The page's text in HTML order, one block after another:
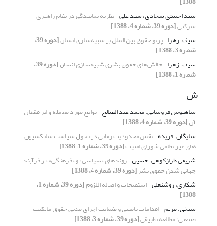
سید احمدی سجادی، سید علی نظریه نمایندگی در نظام راهبری
شرکتی[دوره 39، شماره 4، 1388]
سیف، زهرا پرتو حقوق بین الملل بر شبیه‌سازی انسان [دوره 39،
شماره 3، 1388]
سیف، زهرا چالش‌های حقوق بشری شبیه‌سازی انسان [دوره 39،
شماره 1، 1388]
ش
شاهنوش فروشانی، محمد عبد الصالح توابع مورد معامله و اثر فقدان
آن[دوره 39، شماره 4، 1388]
شایگان، فریده نقش محدودیت زمانی در تحول سیاست سانکسیون
های غیر نظامی شورای امنیت[دوره 39، شماره 1، 1388]
شریفی طرازکوهی، حسین روندهای‌ «سیاسی‌» و «فرهنگی‌» در فرآیند
جهانی‌ شدن‌ حقوق‌ بشر[دوره 39، شماره 4، 1388]
شکاری، روشنعلی استصحاب و اصاله اللزوم [دوره 39، شماره 1،
1388]
شیخی، مریم اقدامات تامینی و ضمانت اجرای مدنی حقوق مالکیت
صنعتی؛ مطالعة تطبیقی[دوره 39، شماره 3، 1388]